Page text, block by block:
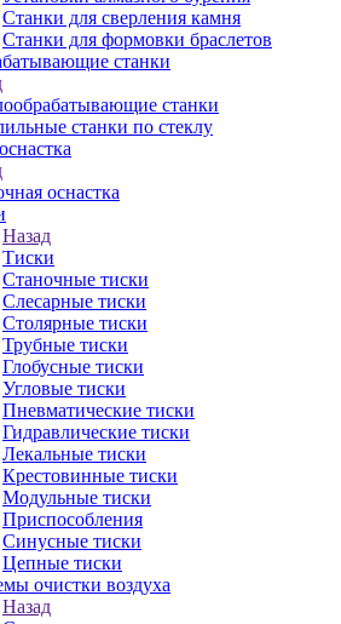
Станки для сверления камня
Станки для формовки браслетов
станки
станки
станки по стеклу
оснастка
Назад
Тиски
Станочные тиски
Слесарные тиски
Столярные тиски
Трубные тиски
Глобусные тиски
Угловые тиски
Пневматические тиски
Гидравлические тиски
Лекальные тиски
Крестовинные тиски
Модульные тиски
Приспособления
Синусные тиски
Цепные тиски
очистки воздуха
Назад